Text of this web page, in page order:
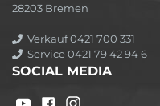
28203 Bremen
Verkauf 0421 700 331
Service 0421 79 42 94 6
SOCIAL MEDIA